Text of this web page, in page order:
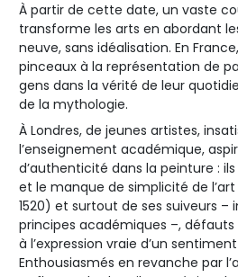
À partir de cette date, un vaste
transforme les arts en abordant
neuve, sans idéalisation. En
pinceaux à la représentation de
gens dans la vérité de leur
de la mythologie.
À Londres, de jeunes artistes,
l’enseignement académique,
d’authenticité dans la peinture :
et le manque de simplicité de
1520) et surtout de ses suiveurs –
principes académiques –, défauts
à l’expression vraie d’un
Enthousiasmés en revanche par